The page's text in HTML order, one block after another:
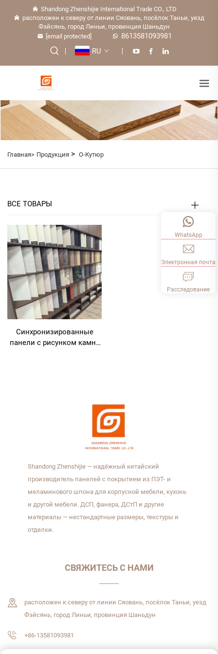
Shandong Zhenshijie International Trade CO., LTD
расположен к северу от линии Сяовань, посёлок Таньи, уезд
Фэйсянь, город Линьи, провинция Шаньдун
[email protected]
8613581093981
RU
Главная> Продукция > О-Кутюр
ВСЕ ТОВАРЫ
Синхронизированные
панели с рисунком камня
печатные декоративные
WhatsApp
Электронная почта
Расследование
Shandong Zhenshijie — надёжный китайский
производитель панелей с покрытием из ПЭТ- и
меламинового шпона для корпусной мебели, кухонь
и другой мебели. ДСП, фанера, ДСтП и другие
материалы — нестандартные размеры, текстуры и
отделки.
СВЯЖИТЕСЬ С НАМИ
расположен к северу от линии Сяовань, посёлок Таньи, уезд
Фэйсянь, город Линьи, провинция Шаньдун
+86-13581093981